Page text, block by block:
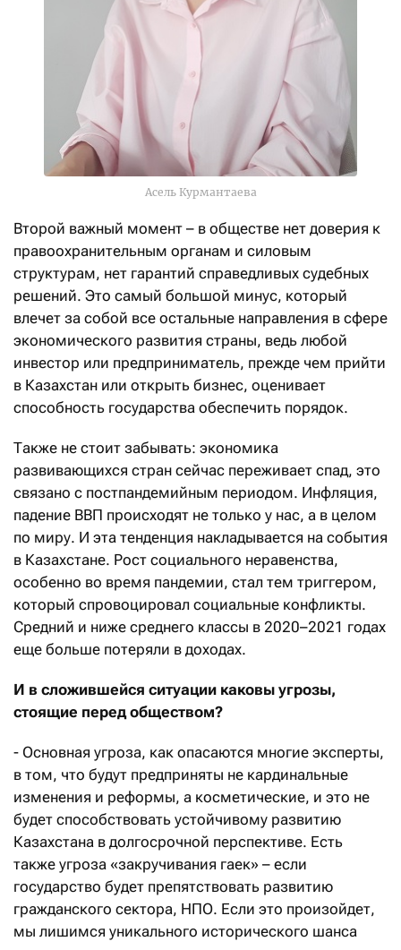
Асель Курмантаева
Второй важный момент – в обществе нет доверия к
правоохранительным органам и силовым
структурам, нет гарантий справедливых судебных
решений. Это самый большой минус, который
влечет за собой все остальные направления в сфере
экономического развития страны, ведь любой
инвестор или предприниматель, прежде чем прийти
в Казахстан или открыть бизнес, оценивает
способность государства обеспечить порядок.
Также не стоит забывать: экономика
развивающихся стран сейчас переживает спад, это
связано с постпандемийным периодом. Инфляция,
падение ВВП происходят не только у нас, а в целом
по миру. И эта тенденция накладывается на события
в Казахстане. Рост социального неравенства,
особенно во время пандемии, стал тем триггером,
который спровоцировал социальные конфликты.
Средний и ниже среднего классы в 2020–2021 годах
еще больше потеряли в доходах.
И в сложившейся ситуации каковы угрозы,
стоящие перед обществом?
- Основная угроза, как опасаются многие эксперты,
в том, что будут предприняты не кардинальные
изменения и реформы, а косметические, и это не
будет способствовать устойчивому развитию
Казахстана в долгосрочной перспективе. Есть
также угроза «закручивания гаек» – если
государство будет препятствовать развитию
гражданского сектора, НПО. Если это произойдет,
мы лишимся уникального исторического шанса